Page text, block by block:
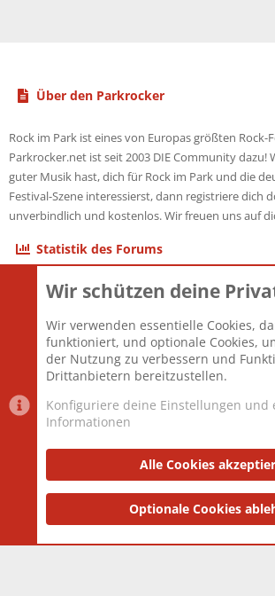
Über den Parkrocker
Rock im Park ist eines von Europas größten Rock-
Parkrocker.net ist seit 2003 DIE Community dazu!
guter Musik hast, dich für Rock im Park und die
Festival-Szene interessierst, dann registriere dich
unverbindlich und kostenlos. Wir freuen uns auf
Statistik des Forums
Themen
Mitglieder
Neuestes Mitglied
Datenschutzerklärung
Community platform by XenForo® © 2010-2025
and add-ons by ThemeHouse
Wir schützen deine
Wir verwenden essentielle Cookies,
funktioniert, und optionale Cookies,
der Nutzung zu verbessern und
Drittanbietern bereitzustellen.
Konfiguriere deine Einstellungen und
Informationen
Alle Cookies
Optionale Cookies